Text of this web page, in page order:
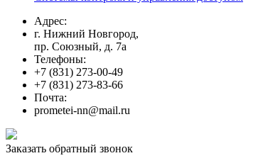
Адрес:
г. Нижний Новгород,
пр. Союзный, д. 7а
Телефоны:
+7 (831) 273-00-49
+7 (831) 273-83-66
Почта:
prometei-nn@mail.ru
Заказать обратный звонок